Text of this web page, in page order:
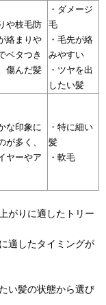
や枝毛防
絡まりや
ベタつき
傷んだ髪
・ダメージ
毛
・毛先が絡
みやすい
・ツヤを出
したい髪
な印象に
多く、
ヤーやア
・特に細い
髪
・軟毛
がりに適したトリー
適したタイミングが
い髪の状態から選び